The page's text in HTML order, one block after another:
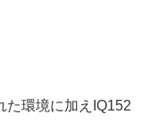
た環境に加えIQ152